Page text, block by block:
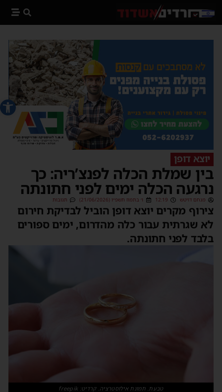
פתח
יוצא דופן
בין שמלת הכלה לפנצ’ריה: כך
נרגעה הכלה ימים לפני חתונתה
מנחם דויטש 12:19 ו׳ בתמוז תשפ״ו (21/06/2026) תגובות
צירוף מקרים יוצא דופן הוביל לבדיקת חירום
לא שגרתית עבור כלה מהדרום, ימים ספורים
בלבד לפני חתונתה.
טבעת. תמונת אילוסטרציה. קרדיט: freepik